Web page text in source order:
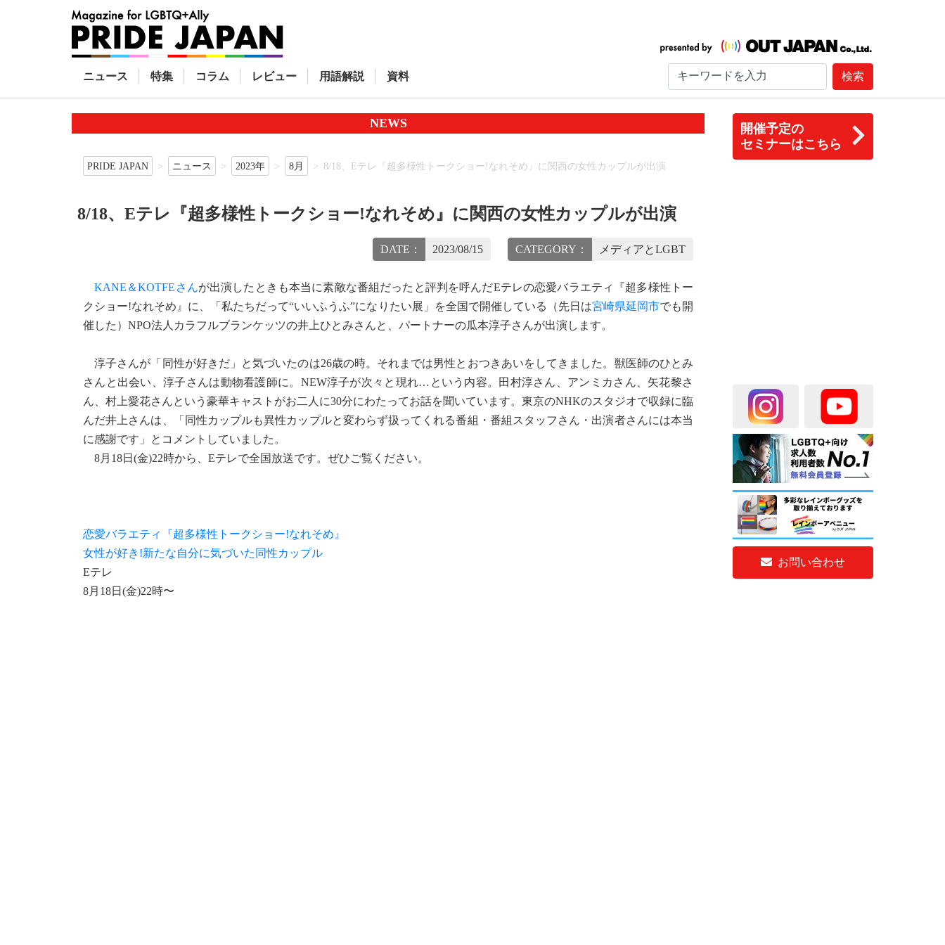
ニュース 特集 コラム レビュー 用語解説 資料 検索
開催予定の
セミナーはこちら
お問い合わせ
NEWS
PRIDE JAPAN ニュース 2023年 8月 8/18、Eテレ『超多様性トークショー!なれそめ』に関西の女性カップルが出演
8/18、Eテレ『超多様性トークショー!なれそめ』に関西の女性カップルが出演
DATE： 2023/08/15 CATEGORY： メディアとLGBT
KANE＆KOTFEさんが出演したときも本当に素敵な番組だったと評判を呼んだEテレの恋愛バラエティ『超多様性トー
クショー!なれそめ』に、「私たちだって“いいふうふ”になりたい展」を全国で開催している（先日は宮崎県延岡市でも開
催した）NPO法人カラフルブランケッツの井上ひとみさんと、パートナーの瓜本淳子さんが出演します。
淳子さんが「同性が好きだ」と気づいたのは26歳の時。それまでは男性とおつきあいをしてきました。獣医師のひとみ
さんと出会い、淳子さんは動物看護師に。NEW淳子が次々と現れ…という内容。田村淳さん、アンミカさん、矢花黎さ
ん、村上愛花さんという豪華キャストがお二人に30分にわたってお話を聞いています。東京のNHKのスタジオで収録に臨
んだ井上さんは、「同性カップルも異性カップルと変わらず扱ってくれる番組・番組スタッフさん・出演者さんには本当
に感謝です」とコメントしていました。
8月18日(金)22時から、Eテレで全国放送です。ぜひご覧ください。
恋愛バラエティ『超多様性トークショー!なれそめ』
女性が好き!新たな自分に気づいた同性カップル
Eテレ
8月18日(金)22時〜